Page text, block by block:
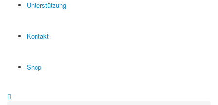
Unterstützung
Kontakt
Shop